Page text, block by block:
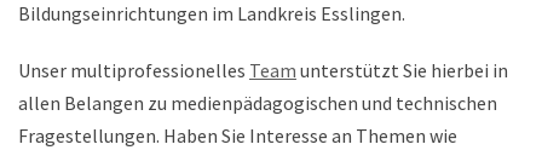
Bildungseinrichtungen im Landkreis Esslingen.
Unser multiprofessionelles Team unterstützt Sie hierbei in
allen Belangen zu medienpädagogischen und technischen
Fragestellungen. Haben Sie Interesse an Themen wie